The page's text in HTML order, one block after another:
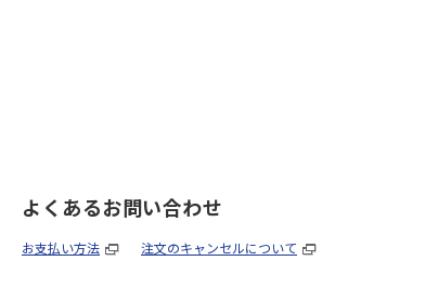
よくあるお問い合わせ
お支払い方法 注文のキャンセルについて